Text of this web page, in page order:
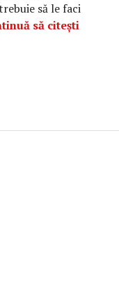
să le faci
să citești